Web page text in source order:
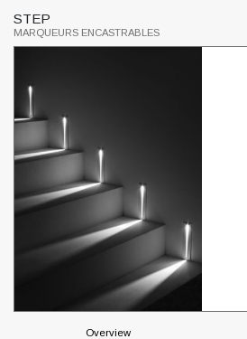
STEP
MARQUEURS ENCASTRABLES
Overview